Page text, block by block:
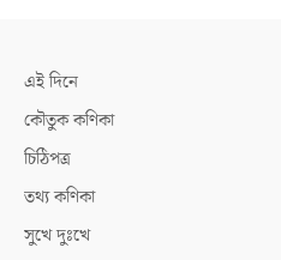
এই দিনে
কৌতুক কণিকা
চিঠিপত্র
তথ্য কণিকা
সুখে দুঃখে